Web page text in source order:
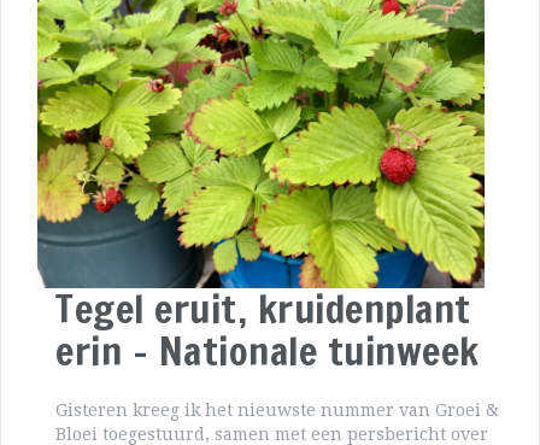
Tegel eruit, kruidenplant
erin – Nationale tuinweek
Gisteren kreeg ik het nieuwste nummer van Groei &
Bloei toegestuurd, samen met een persbericht over